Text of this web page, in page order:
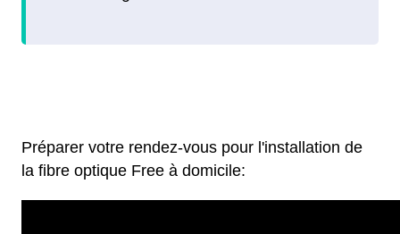
Préparer votre rendez-vous pour l'installation de
la fibre optique Free à domicile: